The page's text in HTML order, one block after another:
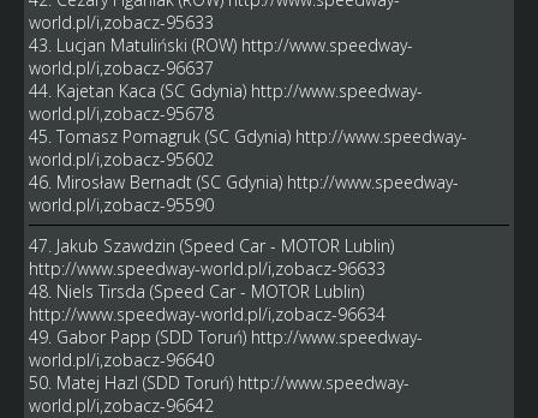
world.pl/i,zobacz-95633
43. Lucjan Matuliński (ROW) http://www.speedway-
world.pl/i,zobacz-96637
44. Kajetan Kaca (SC Gdynia) http://www.speedway-
world.pl/i,zobacz-95678
45. Tomasz Pomagruk (SC Gdynia) http://www.speedway-
world.pl/i,zobacz-95602
46. Mirosław Bernadt (SC Gdynia) http://www.speedway-
world.pl/i,zobacz-95590
47. Jakub Szawdzin (Speed Car - MOTOR Lublin)
http://www.speedway-world.pl/i,zobacz-96633
48. Niels Tirsda (Speed Car - MOTOR Lublin)
http://www.speedway-world.pl/i,zobacz-96634
49. Gabor Papp (SDD Toruń) http://www.speedway-
world.pl/i,zobacz-96640
50. Matej Hazl (SDD Toruń) http://www.speedway-
world.pl/i,zobacz-96642